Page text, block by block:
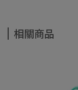
相關商品